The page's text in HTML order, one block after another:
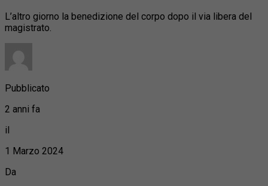
L’altro giorno la benedizione del corpo dopo il via libera del
magistrato.
Pubblicato
2 anni fa
il
1 Marzo 2024
Da